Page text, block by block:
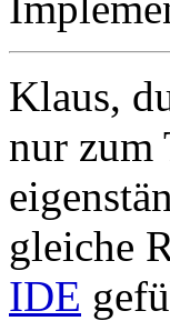
Klaus,
nur zum
gleiche
IDE